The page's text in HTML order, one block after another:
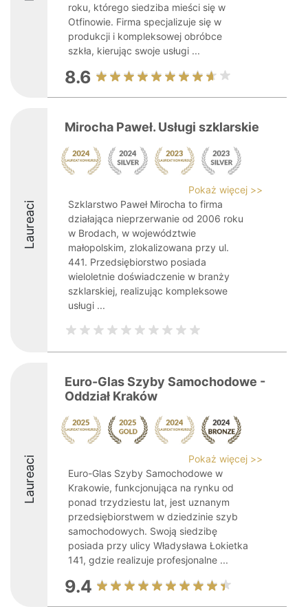
roku, którego siedziba mieści się w
Otfinowie. Firma specjalizuje się w
produkcji i kompleksowej obróbce
szkła, kierując swoje usługi ...
8.6
Laureaci
Mirocha Paweł. Usługi szklarskie
Pokaż więcej >>
Szklarstwo Paweł Mirocha to firma
działająca nieprzerwanie od 2006 roku
w Brodach, w województwie
małopolskim, zlokalizowana przy ul.
441. Przedsiębiorstwo posiada
wieloletnie doświadczenie w branży
szklarskiej, realizując kompleksowe
usługi ...
Laureaci
Euro-Glas Szyby Samochodowe -
Oddział Kraków
Pokaż więcej >>
Euro-Glas Szyby Samochodowe w
Krakowie, funkcjonująca na rynku od
ponad trzydziestu lat, jest uznanym
przedsiębiorstwem w dziedzinie szyb
samochodowych. Swoją siedzibę
posiada przy ulicy Władysława Łokietka
141, gdzie realizuje profesjonalne ...
9.4